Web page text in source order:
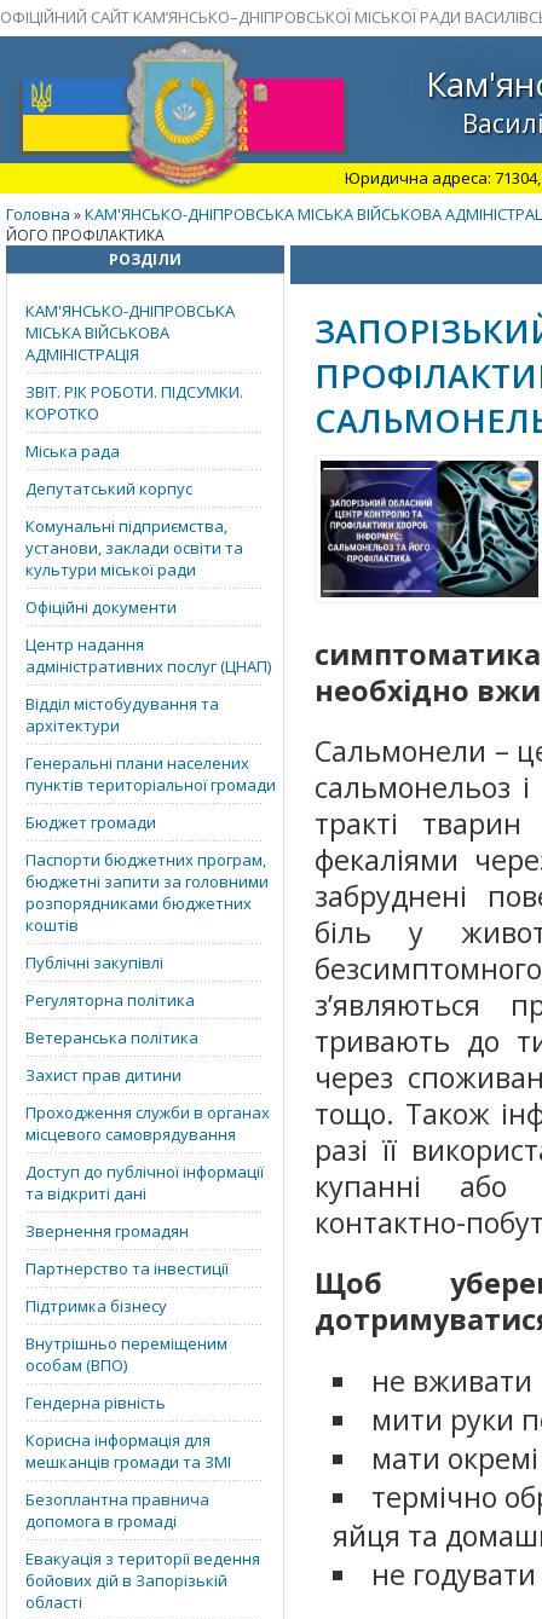
ОФІЦІЙНИЙ САЙТ КАМ’ЯНСЬКО–ДНІПРОВСЬКОЇ МІСЬКОЇ РАДИ
Юридична адреса: 71304,
Головна »КАМ'ЯНСЬКО-ДНІПРОВСЬКА МІСЬКА ВІЙСЬКОВА
ЙОГО ПРОФІЛАКТИКА
РОЗДІЛИ
КАМ'ЯНСЬКО-ДНІПРОВСЬКА
МІСЬКА ВІЙСЬКОВА
АДМІНІСТРАЦІЯ
ЗВІТ. РІК РОБОТИ. ПІДСУМКИ.
КОРОТКО
Міська рада
Депутатський корпус
Комунальні підприємства,
установи, заклади освіти та
культури міської ради
Офіційні документи
Центр надання
адміністративних послуг (ЦНАП)
Відділ містобудування та
архітектури
Генеральні плани населених
пунктів територіальної громади
Бюджет громади
Паспорти бюджетних програм,
бюджетні запити за головними
розпорядниками бюджетних
коштів
Публічні закупівлі
Регуляторна політика
Ветеранська політика
Захист прав дитини
Проходження служби в органах
місцевого самоврядування
Доступ до публічної інформації
та відкриті дані
Звернення громадян
Партнерство та інвестиції
Підтримка бізнесу
Внутрішньо переміщеним
особам (ВПО)
Гендерна рівність
Корисна інформація для
мешканців громади та ЗМІ
Безоплантна правнича
допомога в громаді
Евакуація з території ведення
бойових дій в Запорізькій
області
необхідно
Сальмонели –
сальмонельоз
тракті
фекаліями
забруднені
біль у
з’являються
тривають до
через
тощо. Також
разі її
купанні або
контактно-
Щоб
не вживати
мити руки
мати
термічно
яйця та
не